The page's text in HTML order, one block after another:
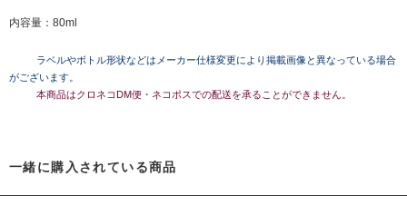
内容量：80ml
ラベルやボトル形状などはメーカー仕様変更により掲載画像と異なっている場合
がございます。
本商品はクロネコDM便・ネコポスでの配送を承ることができません。
一緒に購入されている商品